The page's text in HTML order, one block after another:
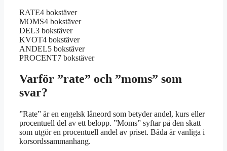
RATE4 bokstäver
MOMS4 bokstäver
DEL3 bokstäver
KVOT4 bokstäver
ANDEL5 bokstäver
PROCENT7 bokstäver
Varför ”rate” och ”moms” som
svar?
”Rate” är en engelsk låneord som betyder andel, kurs eller
procentuell del av ett belopp. ”Moms” syftar på den skatt
som utgör en procentuell andel av priset. Båda är vanliga i
korsordssammanhang.